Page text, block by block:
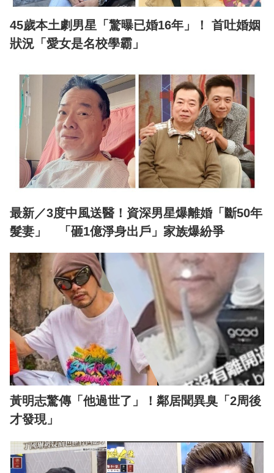
45歲本土劇男星「驚曝已婚16年」！ 首吐婚姻
狀況「愛女是名校學霸」
最新／3度中風送醫！資深男星爆離婚「斷50年
髮妻」 「砸1億淨身出戶」家族爆紛爭
黃明志驚傳「他過世了」！鄰居聞異臭「2周後
才發現」